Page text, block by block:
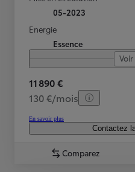
05-2023
Energie
Essence
11 890 €
130 €/mois
En savoir plus
Contactez
Comparez